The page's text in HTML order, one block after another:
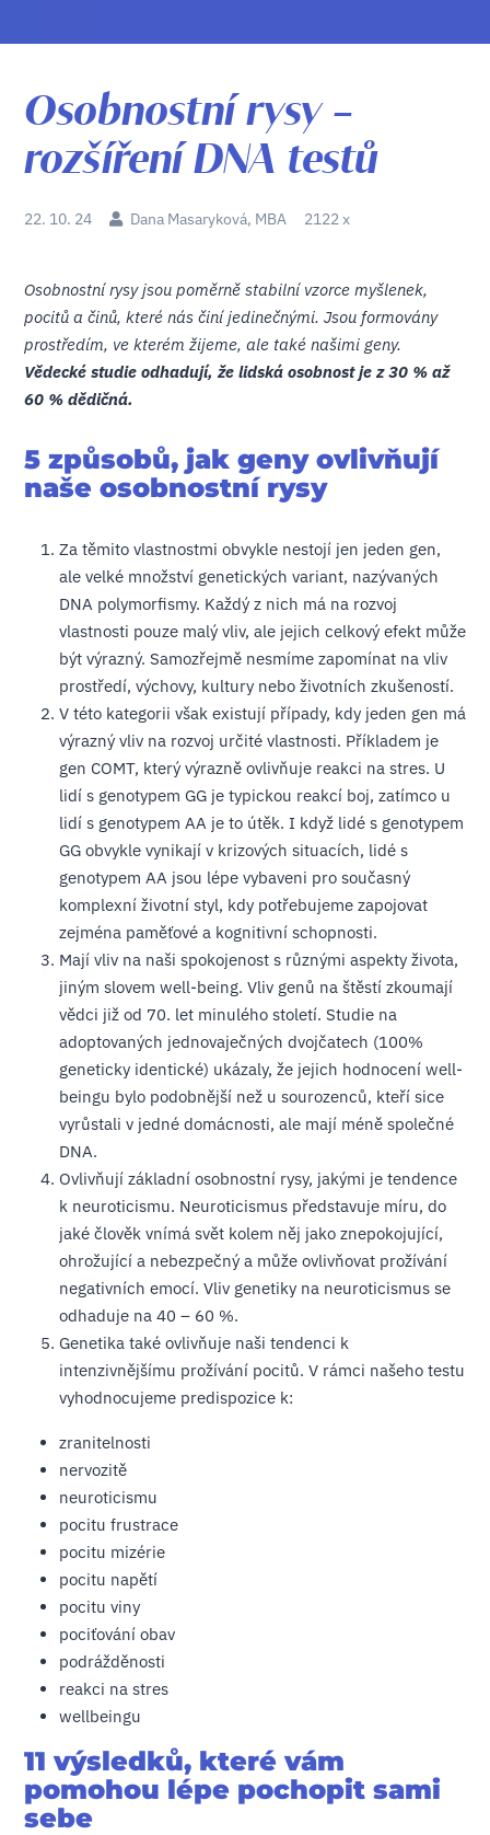
Osobnostní rysy –
rozšíření DNA testů
22. 10. 24 Dana Masaryková, MBA 2122 x
Osobnostní rysy jsou poměrně stabilní vzorce myšlenek,
pocitů a činů, které nás činí jedinečnými. Jsou formovány
prostředím, ve kterém žijeme, ale také našimi geny.
Vědecké studie odhadují, že lidská osobnost je z 30 % až
60 % dědičná.
5 způsobů, jak geny ovlivňují
naše osobnostní rysy
Za těmito vlastnostmi obvykle nestojí jen jeden gen,
ale velké množství genetických variant, nazývaných
DNA polymorfismy. Každý z nich má na rozvoj
vlastnosti pouze malý vliv, ale jejich celkový efekt může
být výrazný. Samozřejmě nesmíme zapomínat na vliv
prostředí, výchovy, kultury nebo životních zkušeností.
V této kategorii však existují případy, kdy jeden gen má
výrazný vliv na rozvoj určité vlastnosti. Příkladem je
gen COMT, který výrazně ovlivňuje reakci na stres. U
lidí s genotypem GG je typickou reakcí boj, zatímco u
lidí s genotypem AA je to útěk. I když lidé s genotypem
GG obvykle vynikají v krizových situacích, lidé s
genotypem AA jsou lépe vybaveni pro současný
komplexní životní styl, kdy potřebujeme zapojovat
zejména paměťové a kognitivní schopnosti.
Mají vliv na naši spokojenost s různými aspekty života,
jiným slovem well-being. Vliv genů na štěstí zkoumají
vědci již od 70. let minulého století. Studie na
adoptovaných jednovaječných dvojčatech (100%
geneticky identické) ukázaly, že jejich hodnocení well-
beingu bylo podobnější než u sourozenců, kteří sice
vyrůstali v jedné domácnosti, ale mají méně společné
DNA.
Ovlivňují základní osobnostní rysy, jakými je tendence
k neuroticismu. Neuroticismus představuje míru, do
jaké člověk vnímá svět kolem něj jako znepokojující,
ohrožující a nebezpečný a může ovlivňovat prožívání
negativních emocí. Vliv genetiky na neuroticismus se
odhaduje na 40 – 60 %.
Genetika také ovlivňuje naši tendenci k
intenzivnějšímu prožívání pocitů. V rámci našeho testu
vyhodnocujeme predispozice k:
zranitelnosti
nervozitě
neuroticismu
pocitu frustrace
pocitu mizérie
pocitu napětí
pocitu viny
pociťování obav
podrážděnosti
reakci na stres
wellbeingu
11 výsledků, které vám
pomohou lépe pochopit sami
sebe